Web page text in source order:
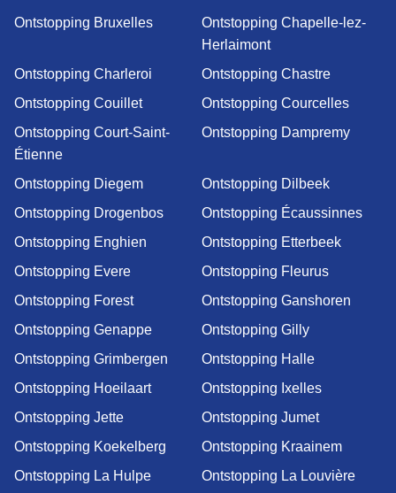
Ontstopping Bruxelles
Ontstopping Chapelle-lez-
Herlaimont
Ontstopping Charleroi
Ontstopping Chastre
Ontstopping Couillet
Ontstopping Courcelles
Ontstopping Court-Saint-
Étienne
Ontstopping Dampremy
Ontstopping Diegem
Ontstopping Dilbeek
Ontstopping Drogenbos
Ontstopping Écaussinnes
Ontstopping Enghien
Ontstopping Etterbeek
Ontstopping Evere
Ontstopping Fleurus
Ontstopping Forest
Ontstopping Ganshoren
Ontstopping Genappe
Ontstopping Gilly
Ontstopping Grimbergen
Ontstopping Halle
Ontstopping Hoeilaart
Ontstopping Ixelles
Ontstopping Jette
Ontstopping Jumet
Ontstopping Koekelberg
Ontstopping Kraainem
Ontstopping La Hulpe
Ontstopping La Louvière